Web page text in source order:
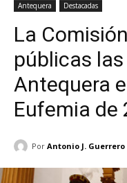
Antequera Destacadas
La
públicas
Antequera
Eufemia de
Por Antonio J. Guerrero